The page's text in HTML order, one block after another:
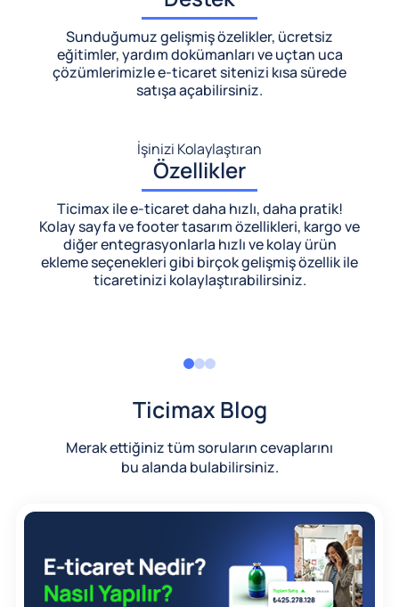
Sunduğumuz gelişmiş özelikler, ücretsiz
eğitimler, yardım dokümanları ve uçtan uca
çözümlerimizlee-ticaret sitenizi kısa sürede
satışa açabilirsiniz.
İşinizi Kolaylaştıran
Özellikler
Ticimax ile e-ticaret daha hızlı, daha pratik!
Kolay sayfa ve footer tasarım özellikleri, kargo ve
diğer entegrasyonlarla hızlı ve kolay ürün
ekleme seçenekleri gibi birçok gelişmiş özellik ile
ticaretinizi kolaylaştırabilirsiniz.
Ticimax Blog
Merak ettiğiniz tüm soruların cevaplarını
bu alanda bulabilirsiniz.